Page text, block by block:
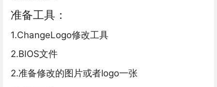
准备工具：
1.ChangeLogo修改工具
2.BIOS文件
2.准备修改的图片或者logo一张